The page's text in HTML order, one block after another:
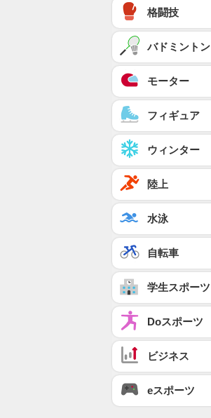
格闘技
バドミントン
モーター
フィギュア
ウィンター
陸上
水泳
自転車
学生スポーツ
Doスポーツ
ビジネス
eスポーツ